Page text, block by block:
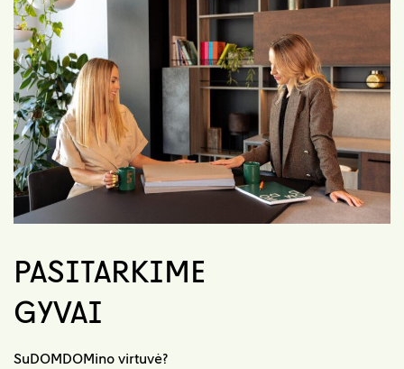
PASITARKIME
GYVAI
SuDOMDOMino virtuvė?